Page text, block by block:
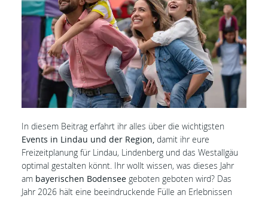
In diesem Beitrag erfahrt ihr alles über die wichtigsten
Events in Lindau und der Region, damit ihr eure
Freizeitplanung für Lindau, Lindenberg und das Westallgäu
optimal gestalten könnt. Ihr wollt wissen, was dieses Jahr
am bayerischen Bodensee geboten geboten wird? Das
Jahr 2026 hält eine beeindruckende Fülle an Erlebnissen